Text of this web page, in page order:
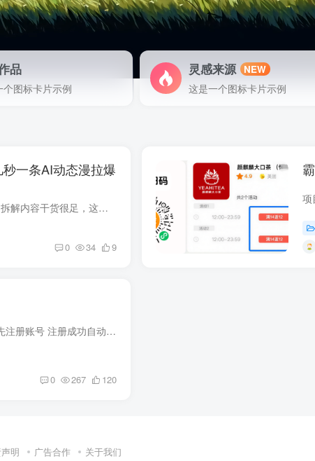
品
个图标卡片示例
灵感来源 NEW
这是一个图标卡片示例
一条AI动态漫拉爆
项目介绍 网盘拉新实战系列，拆解内容干货很足，这个是我们会员的系列课程，拆解内容干货很足，本文的系列课程的更新成就了很多网络的入局小白，也获取了大量的好评反馈，并且项目是长期可做的...
0 34 9
刚写好的ai音乐生成，首先要先注册账号 注册成功自动登录，但是有一个点，需要绑定手机号码之后才能正常使用 如果没绑定，生成不了！ 绑定过的直接就能开时使用！ 生成过程差不多要等五分钟左右...
0 267 120
明 广告合作 关于我们